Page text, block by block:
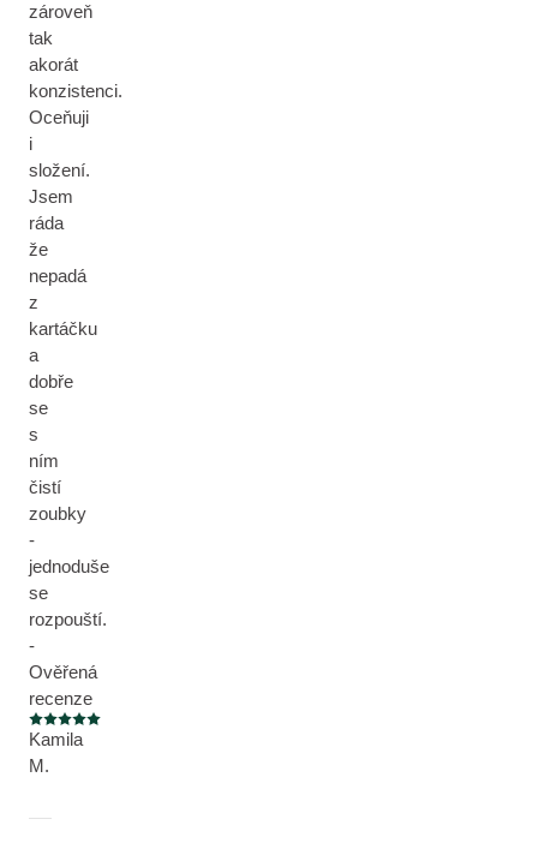
zároveň
tak
akorát
konzistenci.
Oceňuji
i
složení.
Jsem
ráda
že
nepadá
z
kartáčku
a
dobře
se
s
ním
čistí
zoubky
-
jednoduše
se
rozpouští.
-
Ověřená
recenze
Aktuální hodnocení: 5 z 5 hvězdiček
Kamila
M.